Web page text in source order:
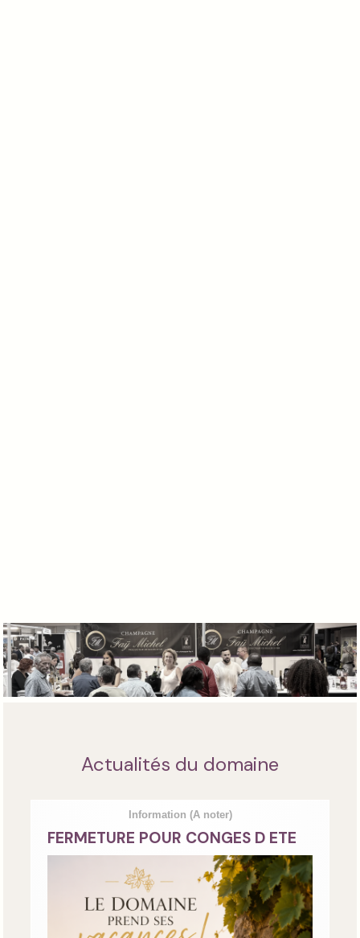
Actualités du domaine
Information (A noter)
FERMETURE POUR CONGES D ETE